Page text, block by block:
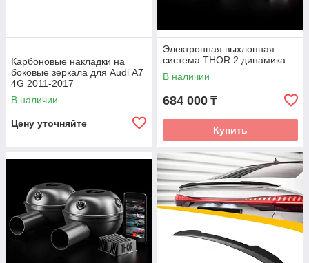
Карбоновые накладки на
боковые зеркала для Audi А7
4G 2011-2017
В наличии
Цену уточняйте
Электронная выхлопная
система THOR 2 динамика
В наличии
684 000 ₸
Купить